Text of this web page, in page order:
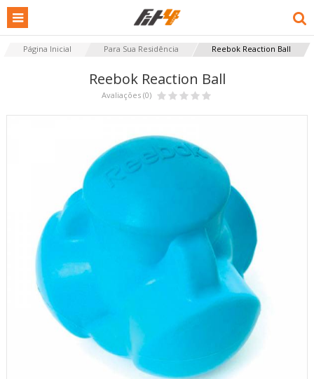
Página Inicial Para Sua Residência Reebok Reaction Ball
Reebok Reaction Ball
Avaliações (0)